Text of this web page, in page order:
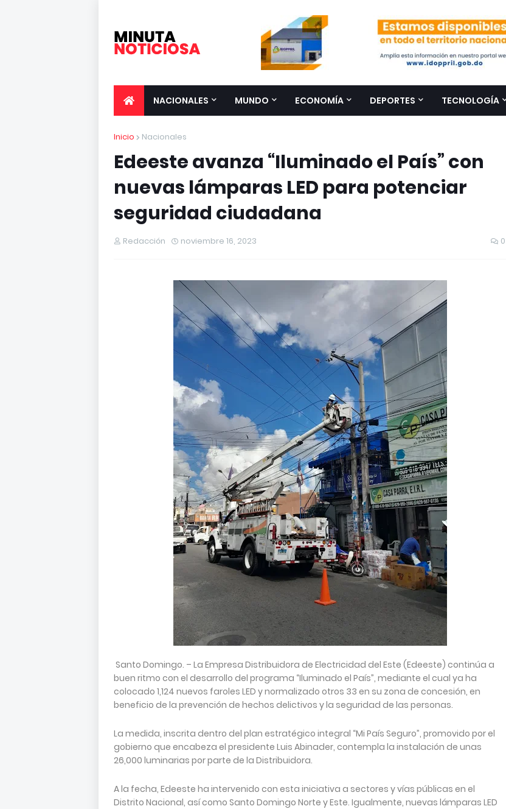
NACIONALES MUNDO ECONOMÍA DEPORTES TECNOLOGÍA
Inicio Nacionales
Edeeste avanza “Iluminado el País” con
nuevas lámparas LED para potenciar
seguridad ciudadana
Redacción noviembre 16, 2023 0
Santo Domingo. – La Empresa Distribuidora de Electricidad del Este (Edeeste) continúa a
buen ritmo con el desarrollo del programa “Iluminado el País”, mediante el cual ya ha
colocado 1,124 nuevos faroles LED y normalizado otros 33 en su zona de concesión, en
beneficio de la prevención de hechos delictivos y la seguridad de las personas.
La medida, inscrita dentro del plan estratégico integral “Mi País Seguro”, promovido por el
gobierno que encabeza el presidente Luis Abinader, contempla la instalación de unas
26,000 luminarias por parte de la Distribuidora.
A la fecha, Edeeste ha intervenido con esta iniciativa a sectores y vías públicas en el
Distrito Nacional, así como Santo Domingo Norte y Este. Igualmente, nuevas lámparas LED